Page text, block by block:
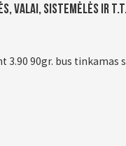
valai, sistemėlės ir
3.90 90gr. bus